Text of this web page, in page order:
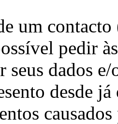
um
pedir
seus dados
desde